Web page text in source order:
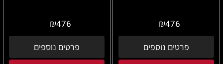
₪476
פרטים נוספים
₪476
פרטים נוספים